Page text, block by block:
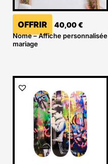
OFFRIR 40,00€
Nome – Affiche personnalisée
mariage